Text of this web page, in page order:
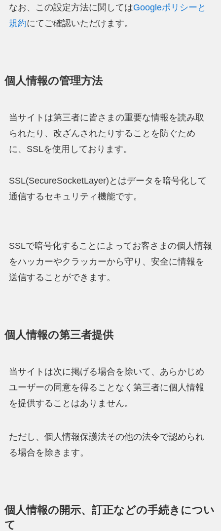
なお、この設定方法に関してはGoogleポリシーと
規約にてご確認いただけます。
個人情報の管理方法
当サイトは第三者に皆さまの重要な情報を読み取
られたり、改ざんされたりすることを防ぐため
に、SSLを使用しております。
SSL(SecureSocketLayer)とはデータを暗号化して
通信するセキュリティ機能です。
SSLで暗号化することによってお客さまの個人情報
をハッカーやクラッカーから守り、安全に情報を
送信することができます。
個人情報の第三者提供
当サイトは次に掲げる場合を除いて、あらかじめ
ユーザーの同意を得ることなく第三者に個人情報
を提供することはありません。
ただし、個人情報保護法その他の法令で認められ
る場合を除きます。
個人情報の開示、訂正などの手続きについ
て